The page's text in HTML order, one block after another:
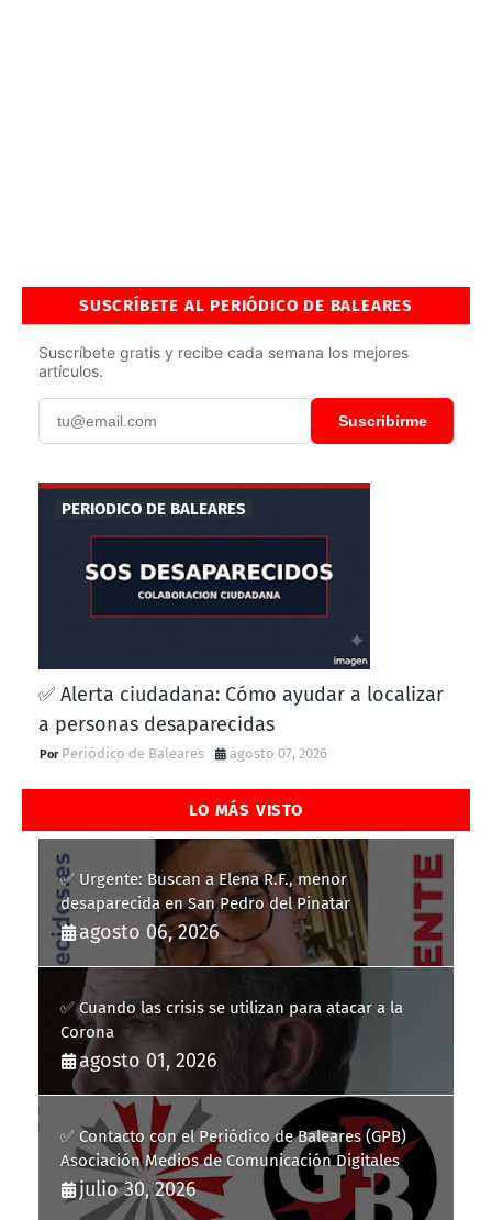
SUSCRÍBETE AL PERIÓDICO DE BALEARES
Suscríbete gratis y recibe cada semana los mejores
artículos.
Suscribirme
PERIODICO DE BALEARES
✅ Alerta ciudadana: Cómo ayudar a localizar
a personas desaparecidas
Periódico de Baleares agosto 07, 2026
LO MÁS VISTO
✅ Urgente: Buscan a Elena R.F., menor
desaparecida en San Pedro del Pinatar
agosto 06, 2026
✅ Cuando las crisis se utilizan para atacar a la
Corona
agosto 01, 2026
✅ Contacto con el Periódico de Baleares (GPB)
Asociación Medios de Comunicación Digitales
julio 30, 2026